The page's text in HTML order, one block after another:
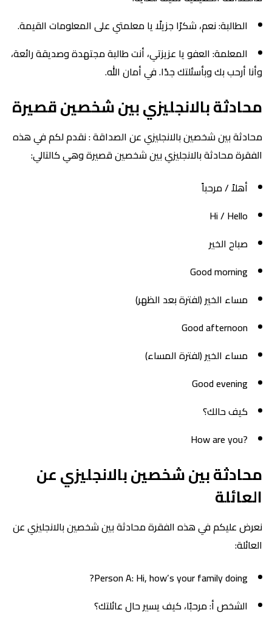
الطالبة: نعم، شكرًا جزيلًا يا معلمتي على المعلومات القيمة.
المعلمة: العفو يا عزيزتي، أنت طالبة مجتهدة وصديقة رائعة،
وأنا أرحب بك وبأسئلتك جدًا. في أمان الله.
محادثة بالانجليزي بين شخصين قصيرة
محادثة بين شخصين بالانجليزي عن الصداقة : نقدم لكم في هذه
الفقرة محادثة بالانجليزي بين شخصين قصيرة وهي كالتالي:
أهلاً / مرحباً
Hi / Hello
صباح الخير
Good morning
مساء الخير (لفترة بعد الظهر)
Good afternoon
مساء الخير (لفترة المساء)
Good evening
كيف حالك؟
?How are you
محادثة بين شخصين بالانجليزي عن
العائلة
نعرض عليكم في هذه الفقرة محادثة بين شخصين بالانجليزي عن
العائلة:
Person A: Hi, how’s your family doing?
الشخص أ: مرحبًا، كيف يسير حال عائلتك؟